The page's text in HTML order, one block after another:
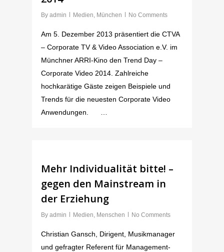
By admin Medien, München No Comments
Am 5. Dezember 2013 präsentiert die CTVA
– Corporate TV & Video Association e.V. im
Münchner ARRI-Kino den Trend Day –
Corporate Video 2014. Zahlreiche
hochkarätige Gäste zeigen Beispiele und
Trends für die neuesten Corporate Video
Anwendungen. …
Mehr Individualität bitte! –
gegen den Mainstream in
der Erziehung
By admin Medien, Menschen No Comments
Christian Gansch, Dirigent, Musikmanager
und gefragter Referent für Management-